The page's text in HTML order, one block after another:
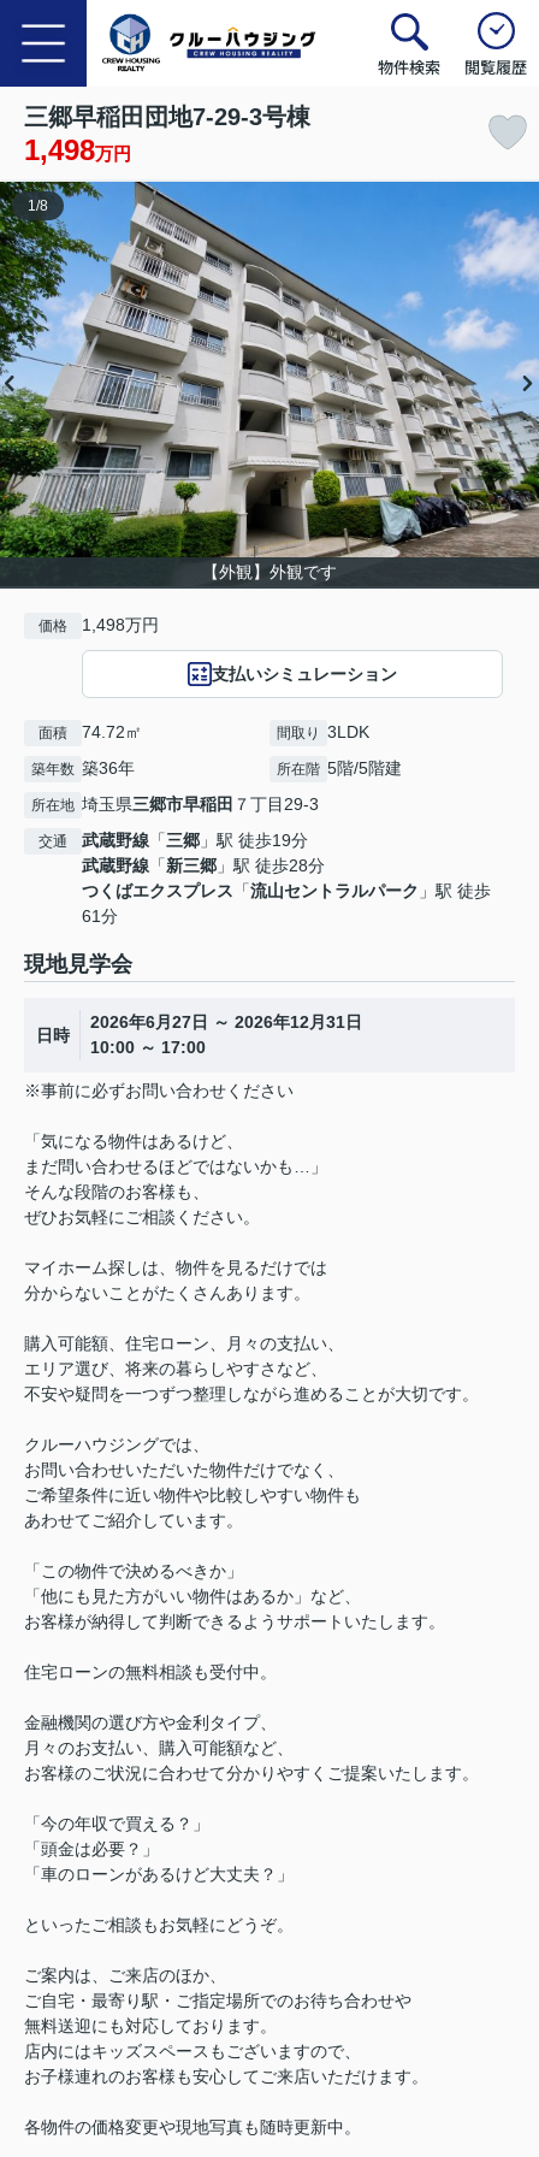
物件検索 閲覧履歴
三郷早稲田団地7-29-3号棟
1,498万円
【外観】外観です
1 /8
価格 1,498万円
支払いシミュレーション
面積 74.72㎡ 間取り 3LDK
築年数 築36年 所在階 5階/5階建
所在地 埼玉県三郷市早稲田 ７丁目29-3
交通 武蔵野線 「三郷 」駅 徒歩19分
武蔵野線 「新三郷 」駅 徒歩28分
つくばエクスプレス 「流山セントラルパーク 」駅 徒歩
61分
現地見学会
日時
2026年6月27日 ～ 2026年12月31日
10:00 ～ 17:00
※事前に必ずお問い合わせください
「気になる物件はあるけど、
まだ問い合わせるほどではないかも…」
そんな段階のお客様も、
ぜひお気軽にご相談ください。
マイホーム探しは、物件を見るだけでは
分からないことがたくさんあります。
購入可能額、住宅ローン、月々の支払い、
エリア選び、将来の暮らしやすさなど、
不安や疑問を一つずつ整理しながら進めることが大切です。
クルーハウジングでは、
お問い合わせいただいた物件だけでなく、
ご希望条件に近い物件や比較しやすい物件も
あわせてご紹介しています。
「この物件で決めるべきか」
「他にも見た方がいい物件はあるか」など、
お客様が納得して判断できるようサポートいたします。
住宅ローンの無料相談も受付中。
金融機関の選び方や金利タイプ、
月々のお支払い、購入可能額など、
お客様のご状況に合わせて分かりやすくご提案いたします。
「今の年収で買える？」
「頭金は必要？」
「車のローンがあるけど大丈夫？」
といったご相談もお気軽にどうぞ。
ご案内は、ご来店のほか、
ご自宅・最寄り駅・ご指定場所でのお待ち合わせや
無料送迎にも対応しております。
店内にはキッズスペースもございますので、
お子様連れのお客様も安心してご来店いただけます。
各物件の価格変更や現地写真も随時更新中。